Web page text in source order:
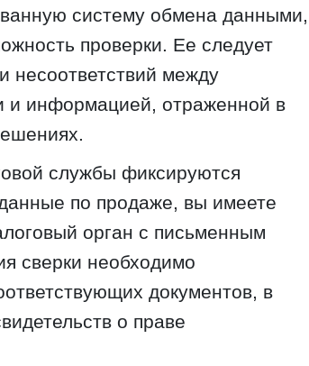
систему обмена данными,
проверки. Ее следует
несоответствий между
и информацией, отраженной в
службы фиксируются
по продаже, вы имеете
орган с письменным
сверки необходимо
документов, в
о праве